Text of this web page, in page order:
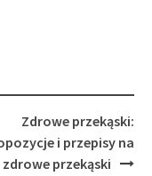
Zdrowe przekąski:
i przepisy na
zdrowe przekąski